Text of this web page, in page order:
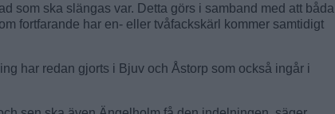
som ska slängas var. Detta görs i samband med att båda
fortfarande har en- eller tvåfackskärl kommer samtidigt
har redan gjorts i Bjuv och Åstorp som också ingår i